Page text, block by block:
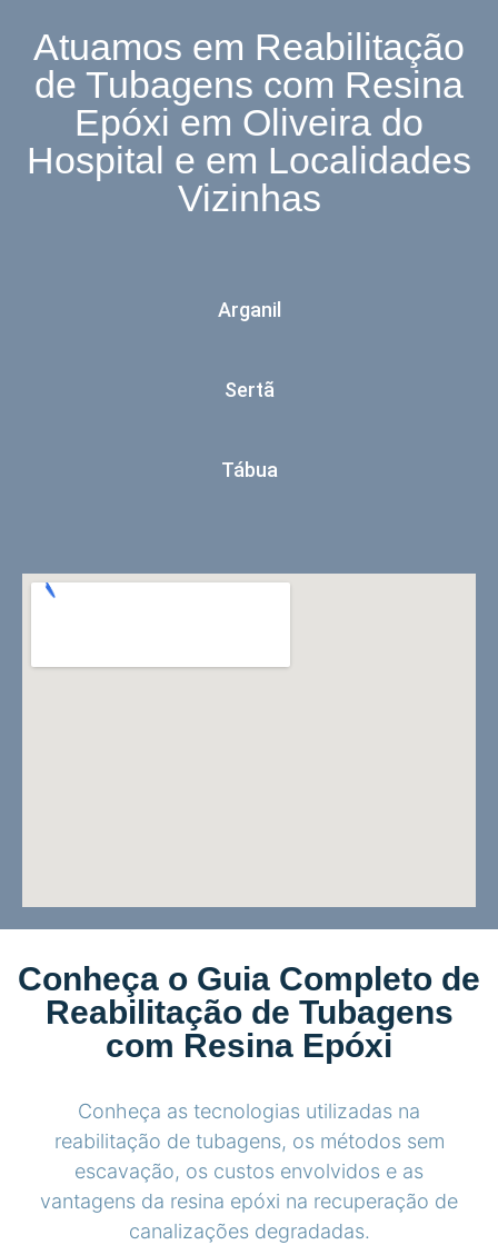
Atuamos em Reabilitação
de Tubagens com Resina
Epóxi em Oliveira do
Hospital e em Localidades
Vizinhas
Arganil
Sertã
Tábua
Conheça o Guia Completo de
Reabilitação de Tubagens
com Resina Epóxi
Conheça as tecnologias utilizadas na
reabilitação de tubagens, os métodos sem
escavação, os custos envolvidos e as
vantagens da resina epóxi na recuperação de
canalizações degradadas.